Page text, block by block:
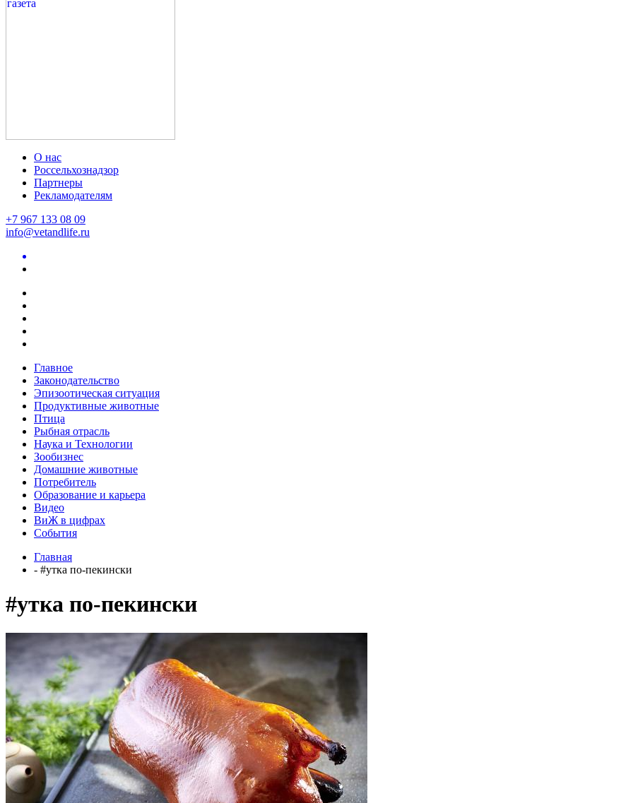
О нас
Россельхознадзор
Партнеры
Рекламодателям
+7 967 133 08 09
info@vetandlife.ru
Главное
Законодательство
Эпизоотическая ситуация
Продуктивные животные
Птица
Рыбная отрасль
Наука и Технологии
Зообизнес
Домашние животные
Потребитель
Образование и карьера
Видео
ВиЖ в цифрах
События
Главная
- #утка по-пекински
#утка по-пекински